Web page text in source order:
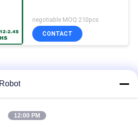
negotiable MOQ:210pcs
CONTACT
पंप मिनी इलेक्ट्रिक लॉन्ग लाइफटाइम एयर पंप
12:00 PM